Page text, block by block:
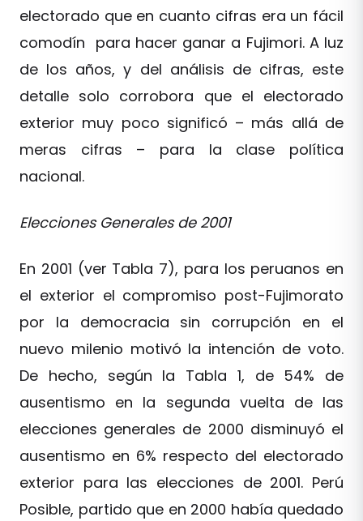
electorado que en cuanto cifras era un fácil
comodín para hacer ganar a Fujimori. A luz
de los años, y del análisis de cifras, este
detalle solo corrobora que el electorado
exterior muy poco significó – más allá de
meras cifras – para la clase política
nacional.
Elecciones Generales de 2001
En 2001 (ver Tabla 7), para los peruanos en
el exterior el compromiso post-Fujimorato
por la democracia sin corrupción en el
nuevo milenio motivó la intención de voto.
De hecho, según la Tabla 1, de 54% de
ausentismo en la segunda vuelta de las
elecciones generales de 2000 disminuyó el
ausentismo en 6% respecto del electorado
exterior para las elecciones de 2001. Perú
Posible, partido que en 2000 había quedado